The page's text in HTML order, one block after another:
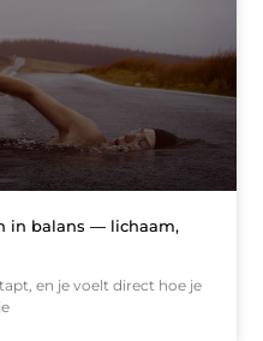
in balans — lichaam,
en je voelt direct hoe je